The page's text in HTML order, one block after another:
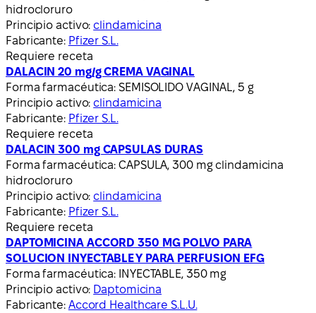
hidrocloruro
Principio activo: clindamicina
Fabricante: Pfizer S.L.
Requiere receta
DALACIN 20 mg/g CREMA VAGINAL
Forma farmacéutica: SEMISOLIDO VAGINAL, 5 g
Principio activo: clindamicina
Fabricante: Pfizer S.L.
Requiere receta
DALACIN 300 mg CAPSULAS DURAS
Forma farmacéutica: CAPSULA, 300 mg clindamicina
hidrocloruro
Principio activo: clindamicina
Fabricante: Pfizer S.L.
Requiere receta
DAPTOMICINA ACCORD 350 MG POLVO PARA
SOLUCION INYECTABLE Y PARA PERFUSION EFG
Forma farmacéutica: INYECTABLE, 350 mg
Principio activo: Daptomicina
Fabricante: Accord Healthcare S.L.U.